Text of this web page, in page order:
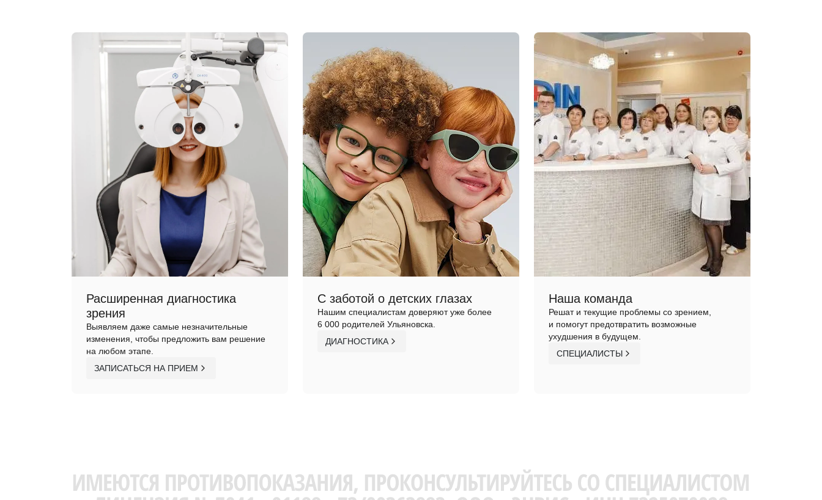
Расширенная диагностика
зрения
Выявляем даже самые незначительные
изменения, чтобы предложить вам решение
на любом этапе.
ЗАПИСАТЬСЯ НА ПРИЕМ
С заботой о детских глазах
Нашим специалистам доверяют уже более
6 000 родителей Ульяновска.
ДИАГНОСТИКА
Наша команда
Решат и текущие проблемы со зрением,
и помогут предотвратить возможные
ухудшения в будущем.
СПЕЦИАЛИСТЫ